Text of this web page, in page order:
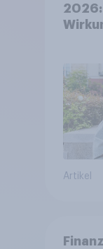
2026:
Artikel